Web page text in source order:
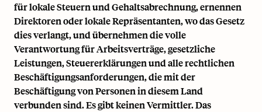
für lokale Steuern und Gehaltsabrechnung, ernennen
Direktoren oder lokale Repräsentanten, wo das Gesetz
dies verlangt, und übernehmen die volle
Verantwortung für Arbeitsverträge, gesetzliche
Leistungen, Steuererklärungen und alle rechtlichen
Beschäftigungsanforderungen, die mit der
Beschäftigung von Personen in diesem Land
verbunden sind. Es gibt keinen Vermittler. Das